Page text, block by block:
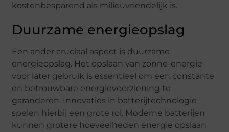
kostenbesparend als milieuvriendelijk is.
Duurzame energieopslag
Een ander cruciaal aspect is duurzame
energieopslag. Het opslaan van zonne-energie
voor later gebruik is essentieel om een constante
en betrouwbare energievoorziening te
garanderen. Innovaties in batterijtechnologie
spelen hierbij een grote rol. Moderne batterijen
kunnen grotere hoeveelheden energie opslaan